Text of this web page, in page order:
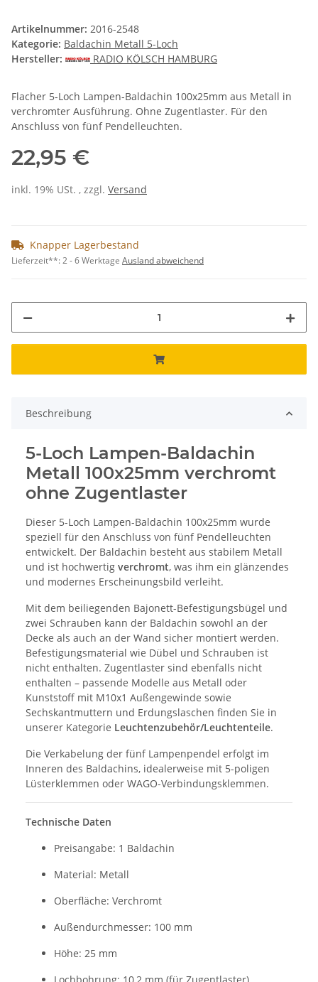
Artikelnummer: 2016-2548
Kategorie: Baldachin Metall 5-Loch
Hersteller:
RADIO KÖLSCH HAMBURG
Flacher 5-Loch Lampen-Baldachin 100x25mm aus Metall in
verchromter Ausführung. Ohne Zugentlaster. Für den
Anschluss von fünf Pendelleuchten.
22,95 €
inkl. 19% USt. , zzgl. Versand
Knapper Lagerbestand
Lieferzeit**:2 - 6 Werktage Ausland abweichend
Beschreibung
5-Loch Lampen-Baldachin
Metall 100x25mm verchromt
ohne Zugentlaster
Dieser 5-Loch Lampen-Baldachin 100x25mm wurde
speziell für den Anschluss von fünf Pendelleuchten
entwickelt. Der Baldachin besteht aus stabilem Metall
und ist hochwertig verchromt, was ihm ein glänzendes
und modernes Erscheinungsbild verleiht.
Mit dem beiliegenden Bajonett-Befestigungsbügel und
zwei Schrauben kann der Baldachin sowohl an der
Decke als auch an der Wand sicher montiert werden.
Befestigungsmaterial wie Dübel und Schrauben ist
nicht enthalten. Zugentlaster sind ebenfalls nicht
enthalten – passende Modelle aus Metall oder
Kunststoff mit M10x1 Außengewinde sowie
Sechskantmuttern und Erdungslaschen finden Sie in
unserer Kategorie Leuchtenzubehör/Leuchtenteile.
Die Verkabelung der fünf Lampenpendel erfolgt im
Inneren des Baldachins, idealerweise mit 5-poligen
Lüsterklemmen oder WAGO-Verbindungsklemmen.
Technische Daten
Preisangabe: 1 Baldachin
Material: Metall
Oberfläche: Verchromt
Außendurchmesser: 100 mm
Höhe: 25 mm